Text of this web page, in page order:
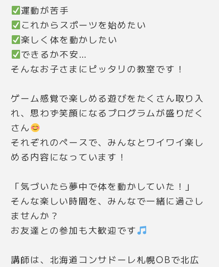
運動が苦手
これからスポーツを始めたい
楽しく体を動かしたい
できるか不安…
そんなお子さまにピッタリの教室です！
ゲーム感覚で楽しめる遊びをたくさん取り入
れ、思わず笑顔になるプログラムが盛りだく
さん
それぞれのペースで、みんなとワイワイ楽し
める内容になっています！
「気づいたら夢中で体を動かしていた！」
そんな楽しい時間を、みんなで一緒に過ごし
ませんか？
お友達との参加も大歓迎です
講師は、北海道コンサドーレ札幌OBで北広